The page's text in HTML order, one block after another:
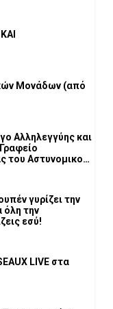
Μονάδων (από
Αλληλεγγύης και
του Αστυνομικού
γυρίζει την
όλη την
εσύ!
LIVE στα